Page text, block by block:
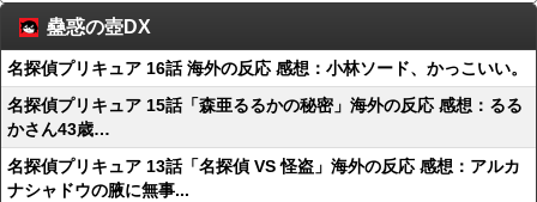
蠱惑の壺DX
名探偵プリキュア 16話 海外の反応 感想：小林ソード、かっこいい。
名探偵プリキュア 15話「森亜るるかの秘密」海外の反応 感想：るる
かさん43歳…
名探偵プリキュア 13話「名探偵 VS 怪盗」海外の反応 感想：アルカ
ナシャドウの腋に無事...